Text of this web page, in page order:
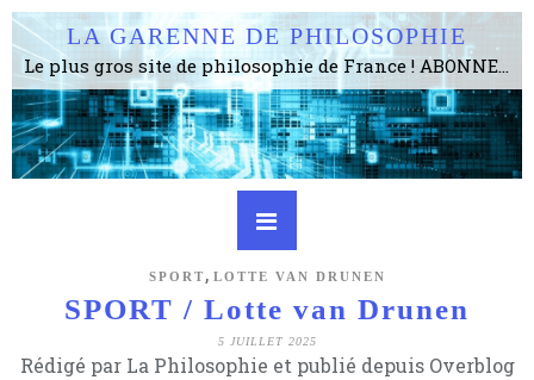
LA GARENNE DE PHILOSOPHIE
Le plus gros site de philosophie de France ! ABONNEZ-VOUS ! 4115 Articles, 1634 abonné·e·s, depuis 2006 . . . . . . . . 2 852 214 pages vues jusqu'à présent. Prestance et être apte à un plus grand nombre de choses.
SPORT , LOTTE VAN DRUNEN
SPORT / Lotte van Drunen
5 JUILLET 2025
Rédigé par La Philosophie et publié depuis Overblog